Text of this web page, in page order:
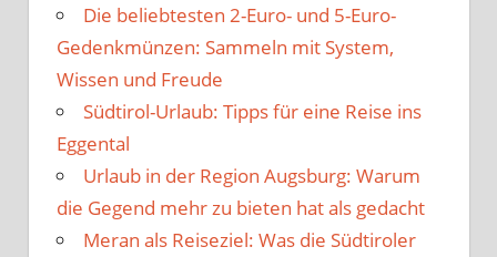
Die beliebtesten 2-Euro- und 5-Euro-
Gedenkmünzen: Sammeln mit System,
Wissen und Freude
Südtirol-Urlaub: Tipps für eine Reise ins
Eggental
Urlaub in der Region Augsburg: Warum
die Gegend mehr zu bieten hat als gedacht
Meran als Reiseziel: Was die Südtiroler